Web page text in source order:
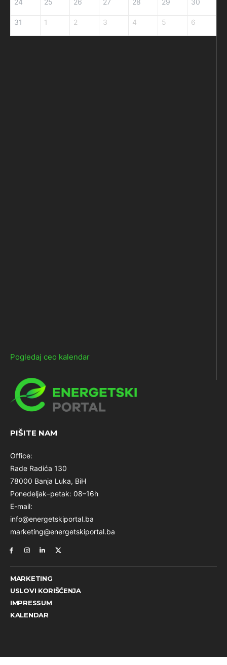
24 25 26 27 28 29 30
31 1 2 3 4 5 6
Pogledaj ceo kalendar
PIŠITE NAM
Office:
Rade Radića 130
78000 Banja Luka, BiH
Ponedeljak–petak: 08–16h
E-mail:
info@energetskiportal.ba
marketing@energetskiportal.ba
MARKETING
USLOVI KORIŠĆENJA
IMPRESSUM
KALENDAR